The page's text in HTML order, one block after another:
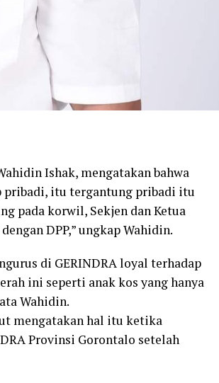
Ishak, mengatakan bahwa
pribadi, itu tergantung pribadi itu
pada korwil, Sekjen dan Ketua
DPP,” ungkap Wahidin.
di GERINDRA loyal terhadap
ini seperti anak kos yang hanya
Wahidin.
mengatakan hal itu ketika
Provinsi Gorontalo setelah